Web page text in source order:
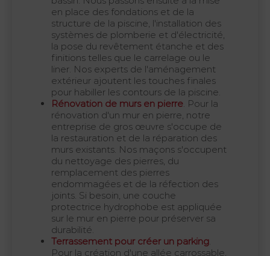
en place des fondations et de la
structure de la piscine, l'installation des
systèmes de plomberie et d'électricité,
la pose du revêtement étanche et des
finitions telles que le carrelage ou le
liner. Nos experts de l'aménagement
extérieur ajoutent les touches finales
pour habiller les contours de la piscine.
Rénovation de murs en pierre. Pour la
rénovation d'un mur en pierre, notre
entreprise de gros œuvre s'occupe de
la restauration et de la réparation des
murs existants. Nos maçons s'occupent
du nettoyage des pierres, du
remplacement des pierres
endommagées et de la réfection des
joints. Si besoin, une couche
protectrice hydrophobe est appliquée
sur le mur en pierre pour préserver sa
durabilité.
Terrassement pour créer un parking.
Pour la création d'une allée carrossable,